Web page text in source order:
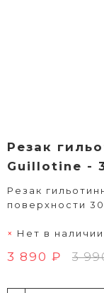
Резак
Guillotine -
Резак
поверхности
Нет в наличии
3 890 ₽ 3